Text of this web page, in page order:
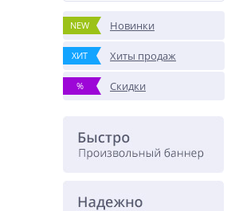
NEW Новинки
ХИТ Хиты продаж
% Скидки